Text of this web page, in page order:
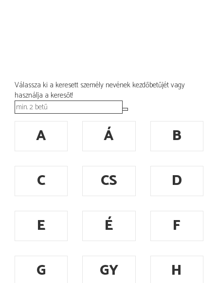
Válassza ki a keresett személy nevének kezdőbetűjét vagy
használja a keresőt!
A Á
B
C
CS
D
E
É
F
G
GY H